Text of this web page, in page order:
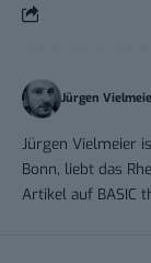
Jürgen
Jürgen Vielmeier
Bonn, liebt das
Artikel auf BASIC